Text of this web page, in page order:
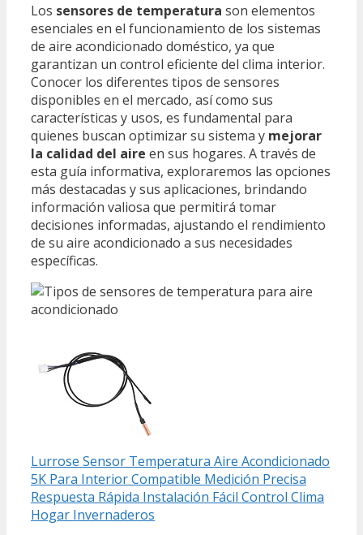
Los sensores de temperatura son elementos
esenciales en el funcionamiento de los sistemas
de aire acondicionado doméstico, ya que
garantizan un control eficiente del clima interior.
Conocer los diferentes tipos de sensores
disponibles en el mercado, así como sus
características y usos, es fundamental para
quienes buscan optimizar su sistema y mejorar
la calidad del aire en sus hogares. A través de
esta guía informativa, exploraremos las opciones
más destacadas y sus aplicaciones, brindando
información valiosa que permitirá tomar
decisiones informadas, ajustando el rendimiento
de su aire acondicionado a sus necesidades
específicas.
Lurrose Sensor Temperatura Aire Acondicionado
5K Para Interior Compatible Medición Precisa
Respuesta Rápida Instalación Fácil Control Clima
Hogar Invernaderos